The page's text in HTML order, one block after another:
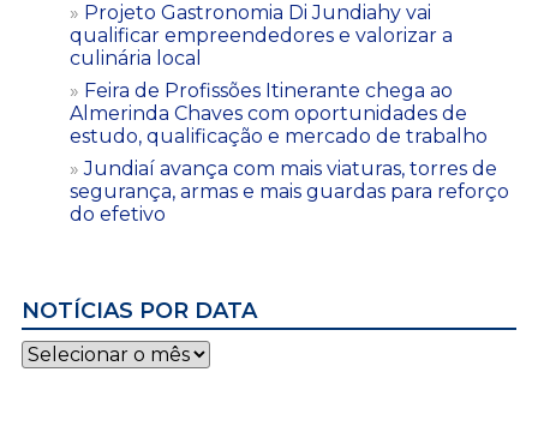
Projeto Gastronomia Di Jundiahy vai
qualificar empreendedores e valorizar a
culinária local
Feira de Profissões Itinerante chega ao
Almerinda Chaves com oportunidades de
estudo, qualificação e mercado de trabalho
Jundiaí avança com mais viaturas, torres de
segurança, armas e mais guardas para reforço
do efetivo
NOTÍCIAS POR DATA
Notícias
por